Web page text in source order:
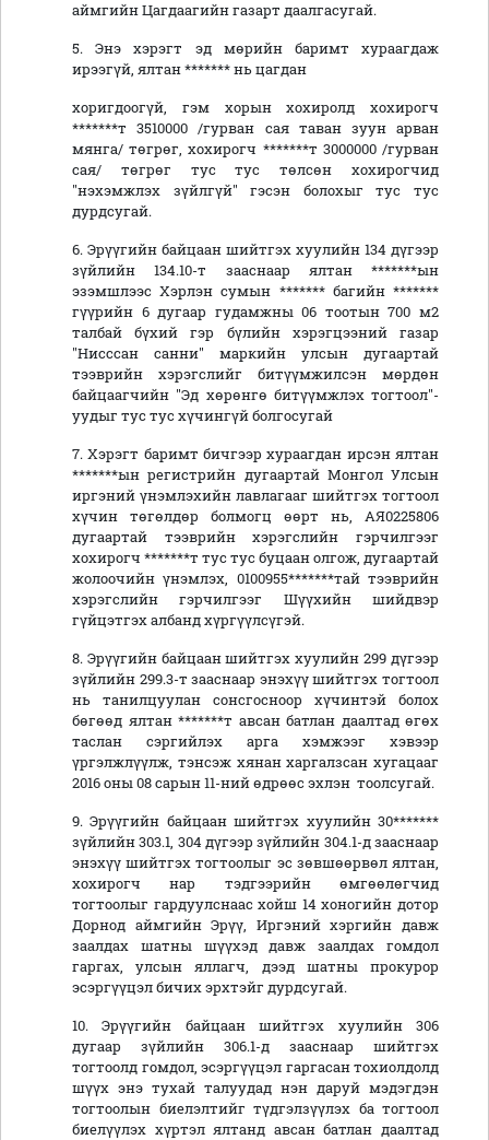
аймгийн Цагдаагийн газарт даалгасугай.
5. Энэ хэрэгт эд мөрийн баримт хураагдаж
ирээгүй, ялтан ******* нь цагдан
хоригдоогүй, гэм хорын хохиролд хохирогч
*******т 3510000 /гурван сая таван зуун арван
мянга/ төгрөг, хохирогч *******т 3000000 /гурван
сая/ төгрөг тус тус төлсөн хохирогчид
"нэхэмжлэх зүйлгүй" гэсэн болохыг тус тус
дурдсугай.
6. Эрүүгийн байцаан шийтгэх хуулийн 134 дүгээр
зүйлийн 134.10-т зааснаар ялтан *******ын
эзэмшлээс Хэрлэн сумын ******* багийн *******
гүүрийн 6 дугаар гудамжны 06 тоотын 700 м2
талбай бүхий гэр бүлийн хэрэгцээний газар
"Нисссан санни" маркийн улсын дугаартай
тээврийн хэрэгслийг битүүмжилсэн мөрдөн
байцаагчийн "Эд хөрөнгө битүүмжлэх тогтоол"-
уудыг тус тус хүчингүй болгосугай
7. Хэрэгт баримт бичгээр хураагдан ирсэн ялтан
*******ын регистрийн дугаартай Монгол Улсын
иргэний үнэмлэхийн лавлагааг шийтгэх тогтоол
хүчин төгөлдөр болмогц өөрт нь, АЯ0225806
дугаартай тээврийн хэрэгслийн гэрчилгээг
хохирогч *******т тус тус буцаан олгож, дугаартай
жолоочийн үнэмлэх, 0100955*******тай тээврийн
хэрэгслийн гэрчилгээг Шүүхийн шийдвэр
гүйцэтгэх албанд хүргүүлсүгэй.
8. Эрүүгийн байцаан шийтгэх хуулийн 299 дүгээр
зүйлийн 299.3-т зааснаар энэхүү шийтгэх тогтоол
нь танилцуулан сонсгосноор хүчинтэй болох
бөгөөд ялтан *******т авсан батлан даалтад өгөх
таслан сэргийлэх арга хэмжээг хэвээр
үргэлжлүүлж, тэнсэж хянан харгалзсан хугацааг
2016 оны 08 сарын 11-ний өдрөөс эхлэн тоолсугай.
9. Эрүүгийн байцаан шийтгэх хуулийн 30*******
зүйлийн 303.1, 304 дүгээр зүйлийн 304.1-д зааснаар
энэхүү шийтгэх тогтоолыг эс зөвшөөрвөл ялтан,
хохирогч нар тэдгээрийн өмгөөлөгчид
тогтоолыг гардуулснаас хойш 14 хоногийн дотор
Дорнод аймгийн Эрүү, Иргэний хэргийн давж
заалдах шатны шүүхэд давж заалдах гомдол
гаргах, улсын яллагч, дээд шатны прокурор
эсэргүүцэл бичих эрхтэйг дурдсугай.
10. Эрүүгийн байцаан шийтгэх хуулийн 306
дугаар зүйлийн 306.1-д зааснаар шийтгэх
тогтоолд гомдол, эсэргүүцэл гаргасан тохиолдолд
шүүх энэ тухай талуудад нэн даруй мэдэгдэн
тогтоолын биелэлтийг түдгэлзүүлэх ба тогтоол
биелүүлэх хүртэл ялтанд авсан батлан даалтад